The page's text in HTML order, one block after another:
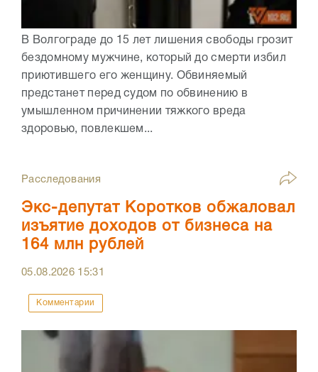
В Волгограде до 15 лет лишения свободы грозит
бездомному мужчине, который до смерти избил
приютившего его женщину. Обвиняемый
предстанет перед судом по обвинению в
умышленном причинении тяжкого вреда
здоровью, повлекшем...
Расследования
Экс-депутат Коротков обжаловал
изъятие доходов от бизнеса на
164 млн рублей
05.08.2026 15:31
Комментарии